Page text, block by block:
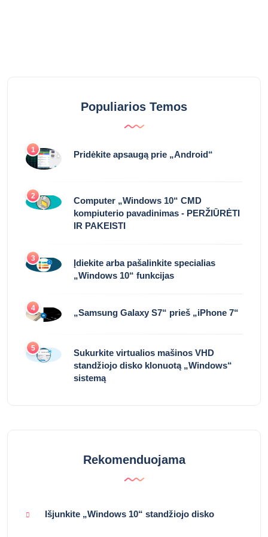
Populiarios Temos
1 Pridėkite apsaugą prie „Android“
2
Computer „Windows 10“ CMD
kompiuterio pavadinimas - PERŽIŪRĖTI
IR PAKEISTI
3
Įdiekite arba pašalinkite specialias
„Windows 10“ funkcijas
4 „Samsung Galaxy S7“ prieš „iPhone 7“
5
Sukurkite virtualios mašinos VHD
standžiojo disko klonuotą „Windows“
sistemą
Rekomenduojama
Išjunkite „Windows 10“ standžiojo disko